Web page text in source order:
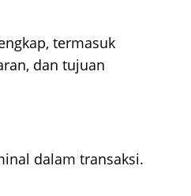
termasuk
dan tujuan
dalam transaksi.